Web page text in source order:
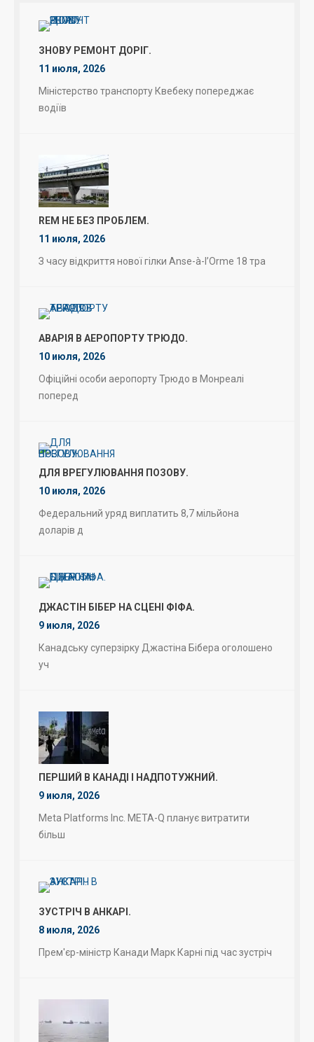
ЗНОВУ РЕМОНТ ДОРІГ.
11 июля, 2026
Міністерство транспорту Квебеку попереджає
водіїв
REM НЕ БЕЗ ПРОБЛЕМ.
11 июля, 2026
З часу відкриття нової гілки Anse-à-l’Orme 18 тра
АВАРІЯ В АЕРОПОРТУ ТРЮДО.
10 июля, 2026
Офіційні особи аеропорту Трюдо в Монреалі
поперед
ДЛЯ ВРЕГУЛЮВАННЯ ПОЗОВУ.
10 июля, 2026
Федеральний уряд виплатить 8,7 мільйона
доларів д
ДЖАСТІН БІБЕР НА СЦЕНІ ФІФА.
9 июля, 2026
Канадську суперзірку Джастіна Бібера оголошено
уч
ПЕРШИЙ В КАНАДІ І НАДПОТУЖНИЙ.
9 июля, 2026
Meta Platforms Inc. META-Q планує витратити
більш
ЗУСТРІЧ В АНКАРІ.
8 июля, 2026
Прем'єр-міністр Канади Марк Карні під час зустріч